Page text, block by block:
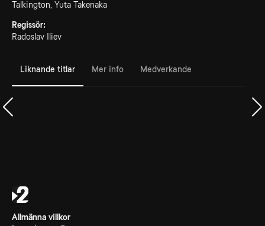
Talkington, Yuta Takenaka
Regissör:
Radoslav Iliev
Liknande titlar Mer info Medverkande
Allmänna villkor